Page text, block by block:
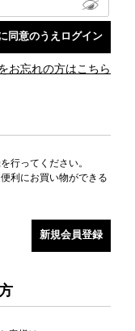
お忘れの方はこちら
行ってください。
利にお買い物ができる